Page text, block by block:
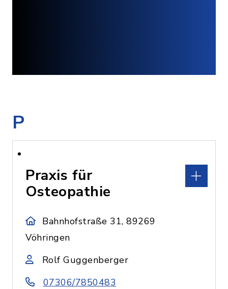
P
Praxis für
Osteopathie
Bahnhofstraße 31, 89269
Vöhringen
Rolf Guggenberger
07306/7850483